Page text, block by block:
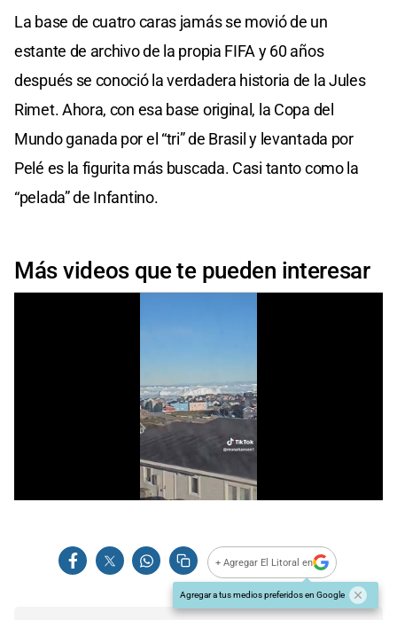
La base de cuatro caras jamás se movió de un
estante de archivo de la propia FIFA y 60 años
después se conoció la verdadera historia de la Jules
Rimet. Ahora, con esa base original, la Copa del
Mundo ganada por el “tri” de Brasil y levantada por
Pelé es la figurita más buscada. Casi tanto como la
“pelada” de Infantino.
Más videos que te pueden interesar
+ Agregar El Litoral en
Agregar a tus medios preferidos en Google